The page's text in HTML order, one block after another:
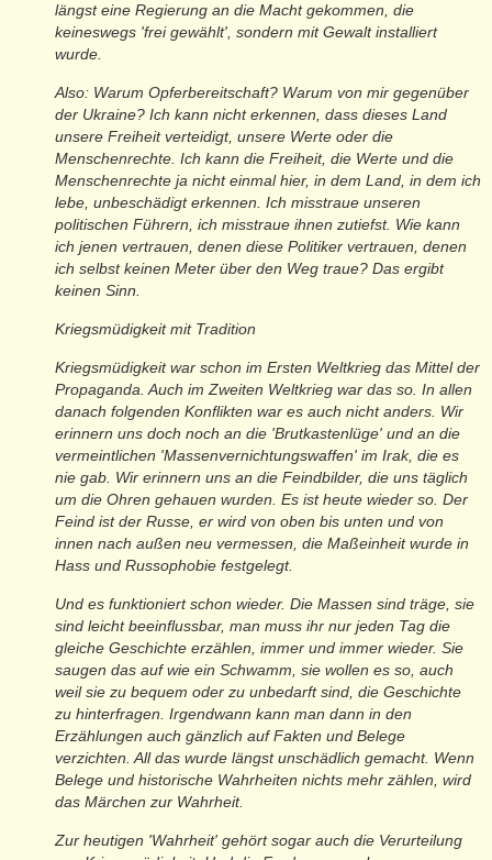
längst eine Regierung an die Macht gekommen, die
keineswegs 'frei gewählt', sondern mit Gewalt installiert
wurde.
Also: Warum Opferbereitschaft? Warum von mir gegenüber
der Ukraine? Ich kann nicht erkennen, dass dieses Land
unsere Freiheit verteidigt, unsere Werte oder die
Menschenrechte. Ich kann die Freiheit, die Werte und die
Menschenrechte ja nicht einmal hier, in dem Land, in dem ich
lebe, unbeschädigt erkennen. Ich misstraue unseren
politischen Führern, ich misstraue ihnen zutiefst. Wie kann
ich jenen vertrauen, denen diese Politiker vertrauen, denen
ich selbst keinen Meter über den Weg traue? Das ergibt
keinen Sinn.
Kriegsmüdigkeit mit Tradition
Kriegsmüdigkeit war schon im Ersten Weltkrieg das Mittel der
Propaganda. Auch im Zweiten Weltkrieg war das so. In allen
danach folgenden Konflikten war es auch nicht anders. Wir
erinnern uns doch noch an die 'Brutkastenlüge' und an die
vermeintlichen 'Massenvernichtungswaffen' im Irak, die es
nie gab. Wir erinnern uns an die Feindbilder, die uns täglich
um die Ohren gehauen wurden. Es ist heute wieder so. Der
Feind ist der Russe, er wird von oben bis unten und von
innen nach außen neu vermessen, die Maßeinheit wurde in
Hass und Russophobie festgelegt.
Und es funktioniert schon wieder. Die Massen sind träge, sie
sind leicht beeinflussbar, man muss ihr nur jeden Tag die
gleiche Geschichte erzählen, immer und immer wieder. Sie
saugen das auf wie ein Schwamm, sie wollen es so, auch
weil sie zu bequem oder zu unbedarft sind, die Geschichte
zu hinterfragen. Irgendwann kann man dann in den
Erzählungen auch gänzlich auf Fakten und Belege
verzichten. All das wurde längst unschädlich gemacht. Wenn
Belege und historische Wahrheiten nichts mehr zählen, wird
das Märchen zur Wahrheit.
Zur heutigen 'Wahrheit' gehört sogar auch die Verurteilung